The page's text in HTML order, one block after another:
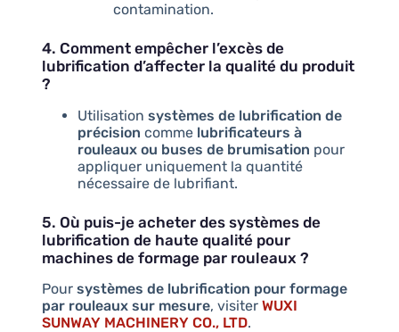
contamination.
4. Comment empêcher l’excès de
lubrification d’affecter la qualité du produit
?
Utilisation systèmes de lubrification de
précision comme lubrificateurs à
rouleaux ou buses de brumisation pour
appliquer uniquement la quantité
nécessaire de lubrifiant.
5. Où puis-je acheter des systèmes de
lubrification de haute qualité pour
machines de formage par rouleaux ?
Pour systèmes de lubrification pour formage
par rouleaux sur mesure, visiter WUXI
SUNWAY MACHINERY CO., LTD.